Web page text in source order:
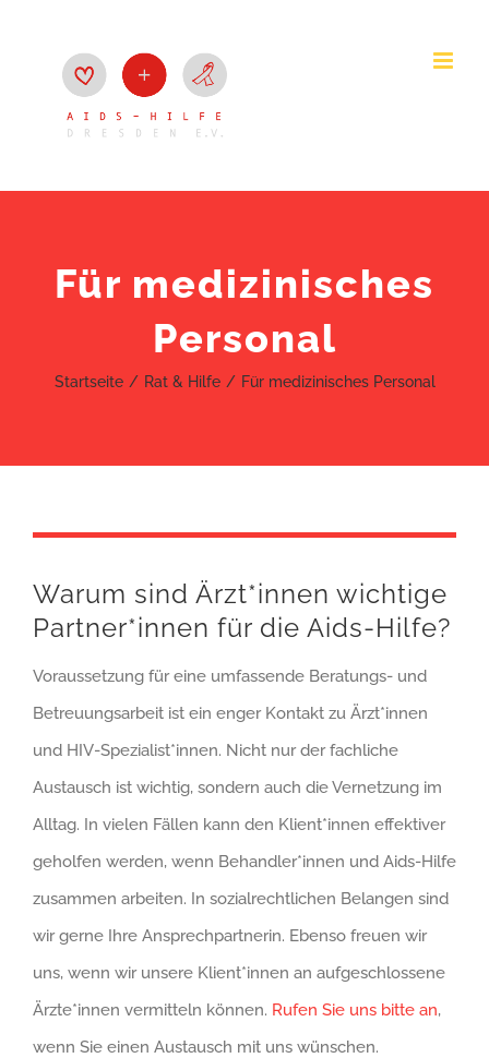
Für medizinisches
Personal
Startseite Rat & Hilfe Für medizinisches Personal
Warum sind Ärzt*innen wichtige
Partner*innen für die Aids-Hilfe?
Voraussetzung für eine umfassende Beratungs- und
Betreuungsarbeit ist ein enger Kontakt zu Ärzt*innen
und HIV-Spezialist*innen. Nicht nur der fachliche
Austausch ist wichtig, sondern auch die Vernetzung im
Alltag. In vielen Fällen kann den Klient*innen effektiver
geholfen werden, wenn Behandler*innen und Aids-Hilfe
zusammen arbeiten. In sozialrechtlichen Belangen sind
wir gerne Ihre Ansprechpartnerin. Ebenso freuen wir
uns, wenn wir unsere Klient*innen an aufgeschlossene
Ärzte*innen vermitteln können. Rufen Sie uns bitte an,
wenn Sie einen Austausch mit uns wünschen.